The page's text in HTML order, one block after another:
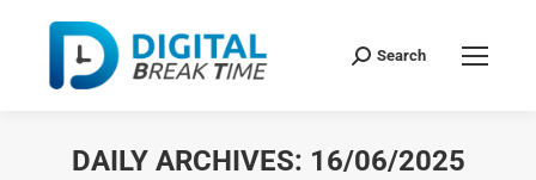
Search
DAILY ARCHIVES: 16/06/2025